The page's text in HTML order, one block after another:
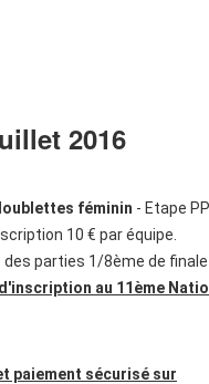
2016
féminin - Etape
10 € par équipe.
parties 1/8ème de
au 11ème
paiement sécurisé sur